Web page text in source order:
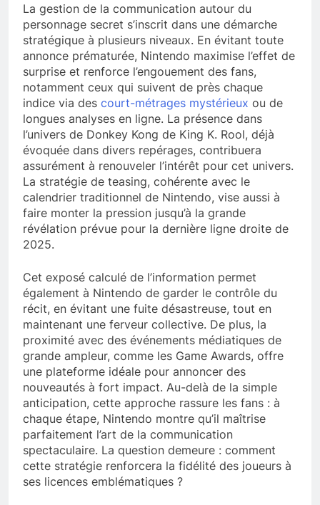
La gestion de la communication autour du
personnage secret s’inscrit dans une démarche
stratégique à plusieurs niveaux. En évitant toute
annonce prématurée, Nintendo maximise l’effet de
surprise et renforce l’engouement des fans,
notamment ceux qui suivent de près chaque
indice via des court-métrages mystérieux ou de
longues analyses en ligne. La présence dans
l’univers de Donkey Kong de King K. Rool, déjà
évoquée dans divers repérages, contribuera
assurément à renouveler l’intérêt pour cet univers.
La stratégie de teasing, cohérente avec le
calendrier traditionnel de Nintendo, vise aussi à
faire monter la pression jusqu’à la grande
révélation prévue pour la dernière ligne droite de
2025.
Cet exposé calculé de l’information permet
également à Nintendo de garder le contrôle du
récit, en évitant une fuite désastreuse, tout en
maintenant une ferveur collective. De plus, la
proximité avec des événements médiatiques de
grande ampleur, comme les Game Awards, offre
une plateforme idéale pour annoncer des
nouveautés à fort impact. Au-delà de la simple
anticipation, cette approche rassure les fans : à
chaque étape, Nintendo montre qu’il maîtrise
parfaitement l’art de la communication
spectaculaire. La question demeure : comment
cette stratégie renforcera la fidélité des joueurs à
ses licences emblématiques ?